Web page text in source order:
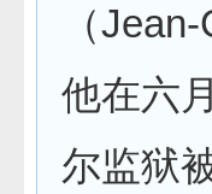
（
他在六
尔监狱